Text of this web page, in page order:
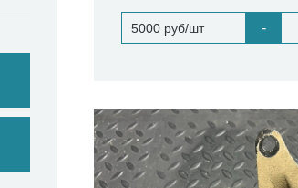
5000 руб/шт -